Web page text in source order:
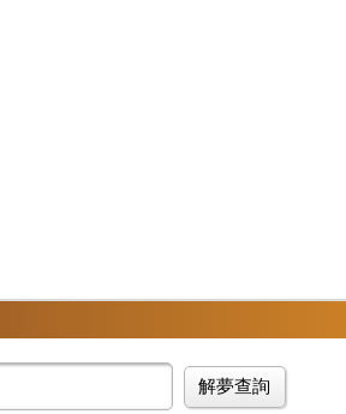
解夢查詢